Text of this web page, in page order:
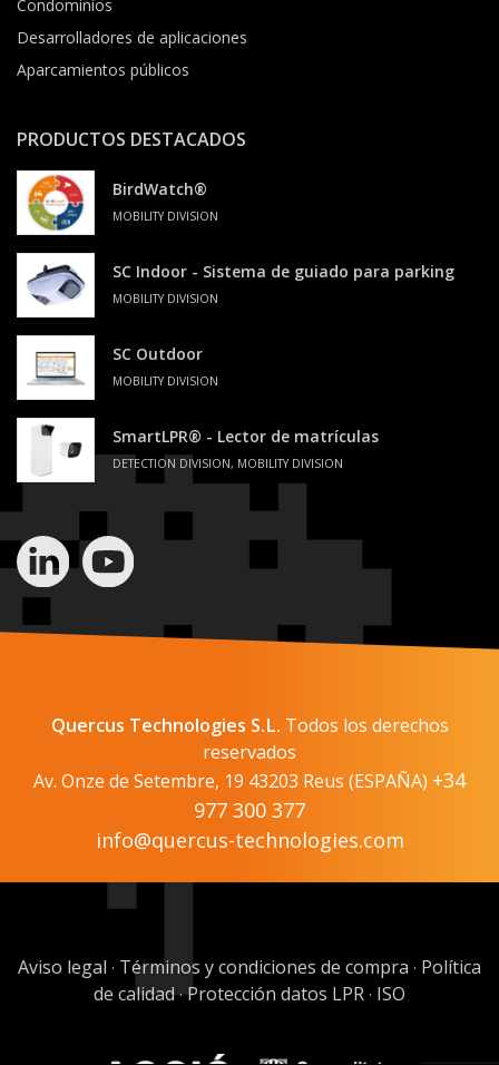
Condominios
Desarrolladores de aplicaciones
Aparcamientos públicos
PRODUCTOS DESTACADOS
BirdWatch®
MOBILITY DIVISION
SC Indoor - Sistema de guiado para parking
MOBILITY DIVISION
SC Outdoor
MOBILITY DIVISION
SmartLPR® - Lector de matrículas
DETECTION DIVISION, MOBILITY DIVISION
Quercus Technologies S.L. Todos los derechos
reservados
Av. Onze de Setembre, 19 43203 Reus (ESPAÑA) +34
977 300 377
info@quercus-technologies.com
Aviso legal · Términos y condiciones de compra · Política
de calidad·Protección datos LPR · ISO